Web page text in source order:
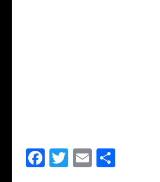
Facebook
Twitter
Email